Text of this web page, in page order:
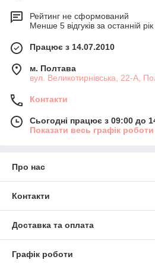
Рейтинг не сформований
Менше 5 відгуків за останній рік
Працює з 14.07.2010
м. Полтава
вул. Великотирнівська, 22-А,
Контакти
Сьогодні працює з 09:00 до
Показати весь графік роботи
Про нас
Контакти
Доставка та оплата
Графік роботи